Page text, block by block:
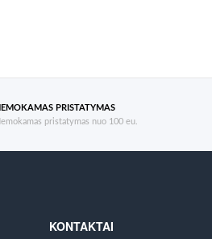
PRISTATYMAS
pristatymas nuo 100 eu.
KONTAKTAI